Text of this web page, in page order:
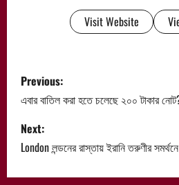
Visit Website
P
o
s
t
Previous:
এবার বাতিল করা হতে চলেছে ২০০ টাকার
Next:
London লন্ডনের রাস্তায় ইরানি তরুণীর